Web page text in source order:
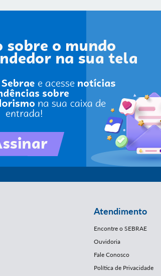
Atendimento
Encontre o SEBRAE
Ouvidoria
Fale Conosco
Política de Privacidade